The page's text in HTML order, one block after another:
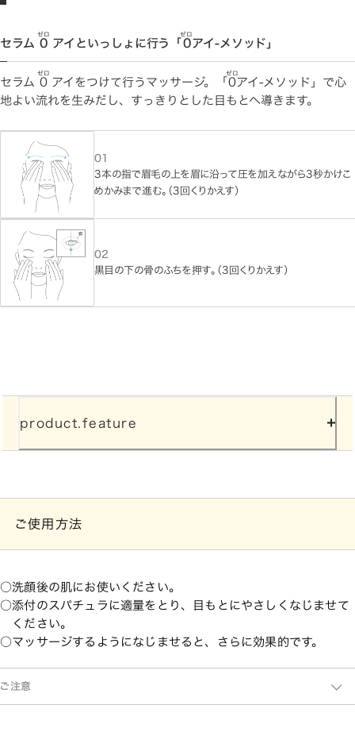
セラム 0
ゼロ
アイといっしょに行う「 0
ゼロ
アイ-メソッド」
セラム 0
ゼロ
アイをつけて行うマッサージ。「 0
ゼロ
アイ-メソッド」で心
地よい流れを生みだし、すっきりとした目もとへ導きます。
01
3本の指で眉毛の上を眉に沿って圧を加えながら3秒かけこ
めかみまで進む。（3回くりかえす）
02
黒目の下の骨のふちを押す。（3回くりかえす）
product.feature
ご使用方法
洗顔後の肌にお使いください。
添付のスパチュラに適量をとり、目もとにやさしくなじませて
ください。
マッサージするようになじませると、さらに効果的です。
ご注意